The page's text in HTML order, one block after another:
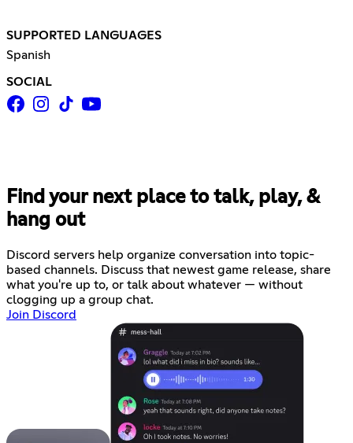
SUPPORTED LANGUAGES
Spanish
SOCIAL
Find your next place to talk, play, &
hang out
Discord servers help organize conversation into topic-
based channels. Discuss that newest game release, share
what you're up to, or talk about whatever — without
clogging up a group chat.
Join Discord